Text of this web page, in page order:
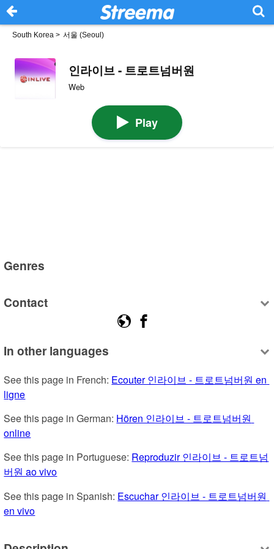
South Korea > 서울 (Seoul)
인라이브 - 트로트넘버원
Web
Play
Genres
Contact
In other languages
See this page in French: Ecouter 인라이브 - 트로트넘버원 en
ligne
See this page in German: Hören 인라이브 - 트로트넘버원
online
See this page in Portuguese: Reproduzir 인라이브 - 트로트넘
버원 ao vivo
See this page in Spanish: Escuchar 인라이브 - 트로트넘버원
en vivo